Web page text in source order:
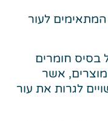
לעור
בסיס חומרים
אשר
לגרות את עור